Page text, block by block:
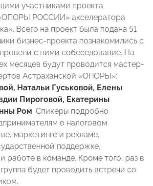
участниками проекта
РОССИИ» акселератора
Всего на проект была подана 51
бизнес-проекта познакомились с
с ними собеседование. На
месяцев будут проводится мастер-
Астраханской «ОПОРЫ»:
Натальи Гуськовой, Елены
Пироговой, Екатерины
Ром. Спикеры подробно
о налоговом
маркетинге и рекламе,
поддержке,
работе в команде. Кроме того, раз в
будет проводить встречи со